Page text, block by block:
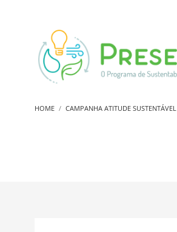
HOME CAMPANHA ATITUDE SUSTENTÁVEL